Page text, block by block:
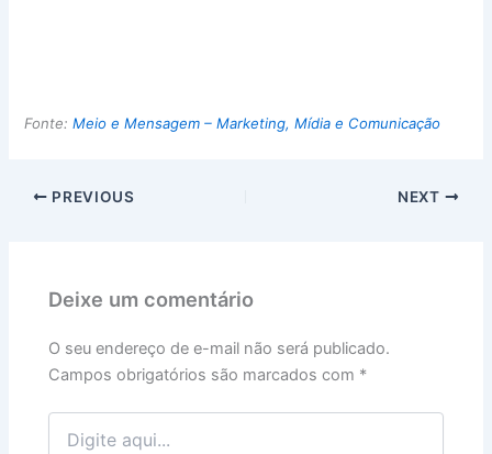
Fonte:Meio e Mensagem – Marketing, Mídia e Comunicação
PREVIOUS NEXT
Deixe um comentário
O seu endereço de e-mail não será publicado.
Campos obrigatórios são marcados com *
Digite
aqui...